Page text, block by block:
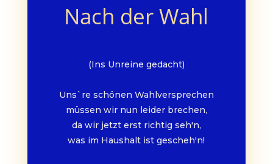
Nach der Wahl
(Ins Unreine gedacht)
Uns`re schönen Wahlversprechen
müssen wir nun leider brechen,
da wir jetzt erst richtig seh'n,
was im Haushalt ist gescheh'n!